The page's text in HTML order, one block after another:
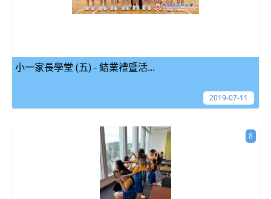
小一家長學堂 (五) - 結業禮暨活...
2019-07-11
8